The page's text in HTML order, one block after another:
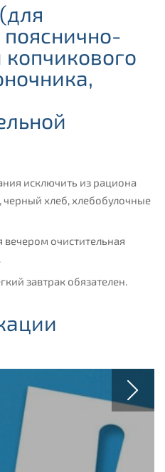
копчикового
исключить из рациона
хлеб, хлебобулочные
вечером очистительная
завтрак обязателен.